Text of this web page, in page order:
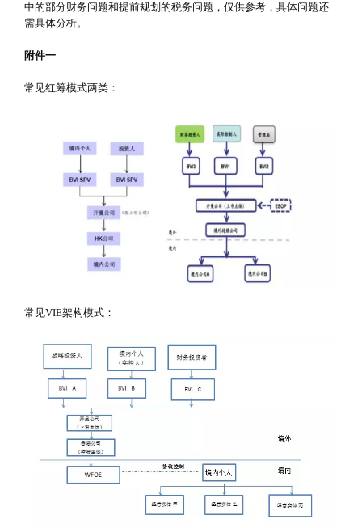
中的部分财务问题和提前规划的税务问题，仅供参考，具体问题还
需具体分析。
附件一
常见红筹模式两类：
常见VIE架构模式：